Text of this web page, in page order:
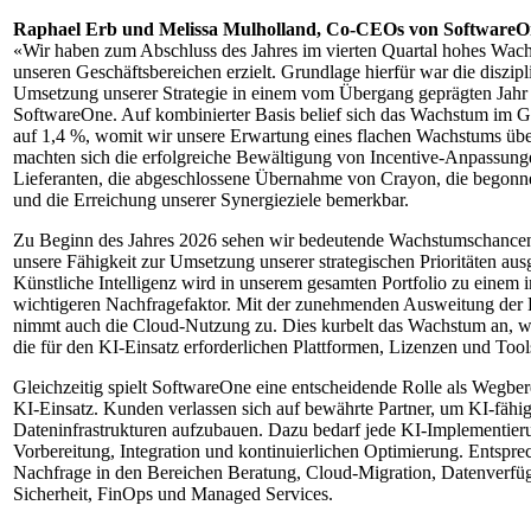
Raphael Erb und Melissa Mulholland, Co-CEOs von
«Wir haben zum Abschluss des Jahres im vierten Quartal hohes
unseren Geschäftsbereichen erzielt. Grundlage hierfür war die
Umsetzung unserer Strategie in einem vom Übergang geprägten
SoftwareOne. Auf kombinierter Basis belief sich das Wachstum im
auf 1,4 %, womit wir unsere Erwartung eines flachen Wachstums
machten sich die erfolgreiche Bewältigung von Incentive-
Lieferanten, die abgeschlossene Übernahme von Crayon, die
und die Erreichung unserer Synergieziele bemerkbar.
Zu Beginn des Jahres 2026 sehen wir bedeutende
unsere Fähigkeit zur Umsetzung unserer strategischen Prioritäten
Künstliche Intelligenz wird in unserem gesamten Portfolio zu einem
wichtigeren Nachfragefaktor. Mit der zunehmenden Ausweitung
nimmt auch die Cloud-Nutzung zu. Dies kurbelt das Wachstum an,
die für den KI-Einsatz erforderlichen Plattformen, Lizenzen und
Gleichzeitig spielt SoftwareOne eine entscheidende Rolle als
KI-Einsatz. Kunden verlassen sich auf bewährte Partner, um KI-
Dateninfrastrukturen aufzubauen. Dazu bedarf jede KI-
Vorbereitung, Integration und kontinuierlichen Optimierung.
Nachfrage in den Bereichen Beratung, Cloud-Migration,
Sicherheit, FinOps und Managed Services.